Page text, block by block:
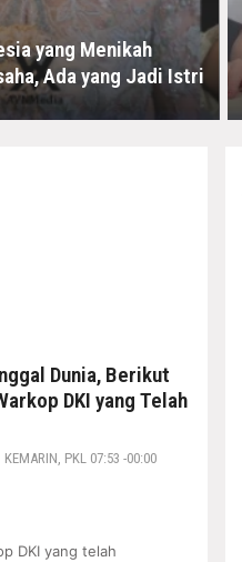
yang Menikah
Ada yang Jadi Istri
Dunia, Berikut
DKI yang Telah
KEMARIN, PKL 07:53 -00:00
DKI yang telah